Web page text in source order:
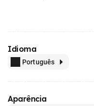
Idioma
Português
Aparência